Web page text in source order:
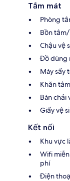
Tắm mát
Phòng
Bồn
Chậu vệ
Đồ dùng
Máy sấy
Khăn tắm
Bàn chải
Giấy vệ
Kết nối
Khu vực
Wifi
phí
Điện